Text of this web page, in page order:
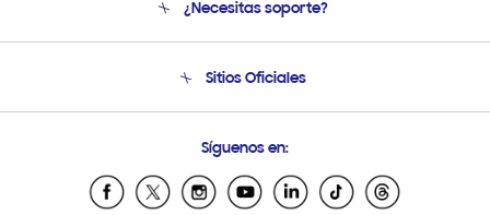
Soporte
Seguimiento de tu pedido
¿Necesitas soporte?
Soporte vía eMail
Sitios Oficiales
Samsung Ecuador
Samsung El Salvador
Síguenos en: